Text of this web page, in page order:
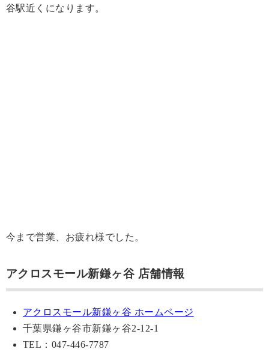
谷駅近くになります。
今まで営業、お疲れ様でした。
アクロスモール新鎌ヶ谷 店舗情報
アクロスモール新鎌ヶ谷 ホームページ
千葉県鎌ヶ谷市新鎌ヶ谷2-12-1
TEL：047-446-7787